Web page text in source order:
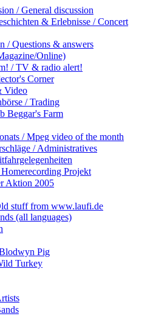
/ General discussion
& Erlebnisse / Concert
Questions & answers
Online)
/ TV & radio alert!
Corner
Video
/ Trading
Beggar's Farm
/ Mpeg video of the month
/ Administratives
Projekt
Aktion 2005
stuff from www.laufi.de
(all languages)
Pig
Turkey